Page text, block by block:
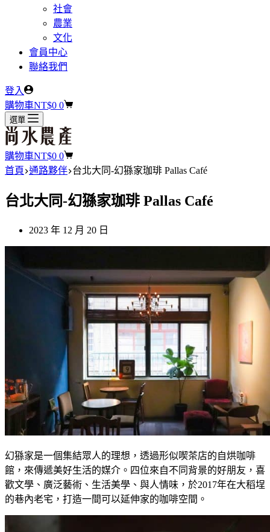
社會
農業
文化
會員中心
聯絡我們
登入
購物車NT$0 0
選單
購物車NT$0 0
首頁 通路夥伴 台北大同-幻猻家珈琲 Pallas Café
台北大同-幻猻家珈琲 Pallas Café
2023 年 12 月 20 日
幻猻家是一個集結眾人的理想，透過形似喫茶店的自烘咖啡
館，來傳遞美好生活的媒介。四位來自不同背景的好朋友，喜
歡文學、廣泛藝術、生活美學、與人情味，於2017年在大稻埕
的巷內老宅，打造一間可以延伸家的咖啡空間。